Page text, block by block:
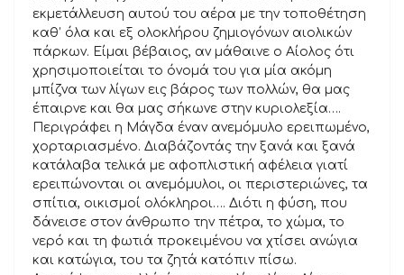
εκμετάλλευση αυτού του αέρα με την τοποθέτηση
καθ’ όλα και εξ ολοκλήρου ζημιογόνων αιολικών
πάρκων. Είμαι βέβαιος, αν μάθαινε ο Αίολος ότι
χρησιμοποιείται το όνομά του για μία ακόμη
μπίζνα των λίγων εις βάρος των πολλών, θα μας
έπαιρνε και θα μας σήκωνε στην κυριολεξία….
Περιγράφει η Μάγδα έναν ανεμόμυλο ερειπωμένο,
χορταριασμένο. Διαβάζοντάς την ξανά και ξανά
κατάλαβα τελικά με αφοπλιστική αφέλεια γιατί
ερειπώνονται οι ανεμόμυλοι, οι περιστεριώνες, τα
σπίτια, οικισμοί ολόκληροι…. Διότι η φύση, που
δάνεισε στον άνθρωπο την πέτρα, το χώμα, το
νερό και τη φωτιά προκειμένου να χτίσει ανώγια
και κατώγια, του τα ζητά κατόπιν πίσω.